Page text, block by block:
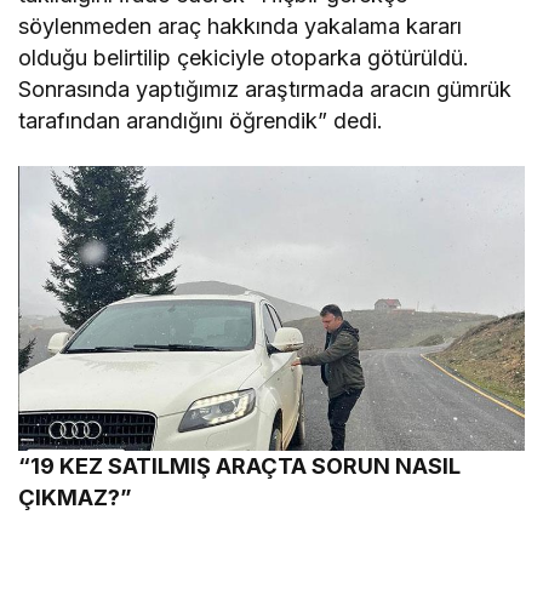
söylenmeden araç hakkında yakalama kararı
olduğu belirtilip çekiciyle otoparka götürüldü.
Sonrasında yaptığımız araştırmada aracın gümrük
tarafından arandığını öğrendik” dedi.
“19 KEZ SATILMIŞ ARAÇTA SORUN NASIL
ÇIKMAZ?”